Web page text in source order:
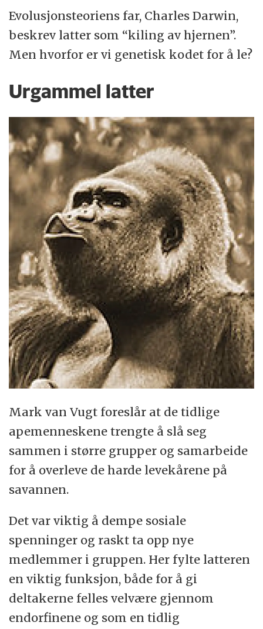
Evolusjonsteoriens far, Charles Darwin,
beskrev latter som “kiling av hjernen”.
Men hvorfor er vi genetisk kodet for å le?
Urgammel latter
Mark van Vugt foreslår at de tidlige
apemenneskene trengte å slå seg
sammen i større grupper og samarbeide
for å overleve de harde levekårene på
savannen.
Det var viktig å dempe sosiale
spenninger og raskt ta opp nye
medlemmer i gruppen. Her fylte latteren
en viktig funksjon, både for å gi
deltakerne felles velvære gjennom
endorfinene og som en tidlig